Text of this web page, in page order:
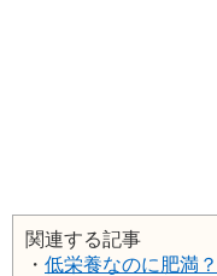
関連する記事
・ 低栄養なのに肥満？